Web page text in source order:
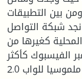
بين التطبيقات
نجد شبكة التواصل
كغيرها من
الفيسبوك كأكثر